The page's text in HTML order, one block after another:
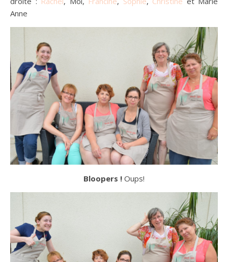
Anne
Bloopers ! Oups!